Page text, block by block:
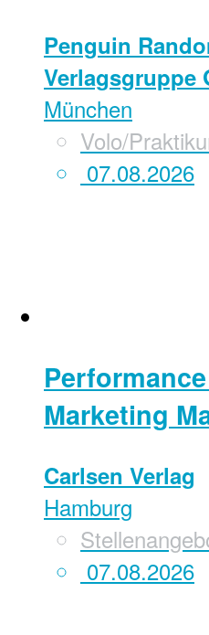
Penguin
Verlagsgruppe
München
Volo/
07.08.2026
Marketing
Carlsen Verlag
Hamburg
07.08.2026